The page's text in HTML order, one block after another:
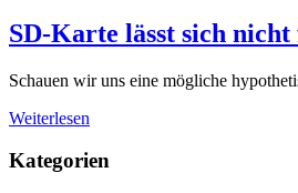
SD-Karte lässt sich
Schauen wir uns eine mögliche
Weiterlesen
Kategorien